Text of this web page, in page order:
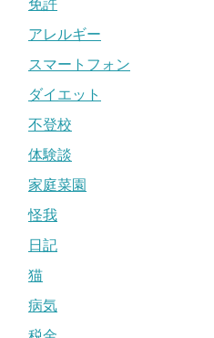
免許
アレルギー
スマートフォン
ダイエット
不登校
体験談
家庭菜園
怪我
日記
猫
病気